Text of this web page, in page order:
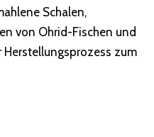
Schalen,
von Ohrid-Fischen und
zum